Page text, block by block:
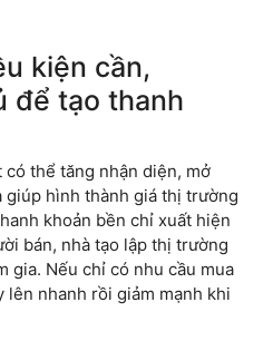
kiện cần,
để tạo thanh
thể tăng nhận diện, mở
giúp hình thành giá thị trường
khoản bền chỉ xuất hiện
bán, nhà tạo lập thị trường
gia. Nếu chỉ có nhu cầu mua
nhanh rồi giảm mạnh khi